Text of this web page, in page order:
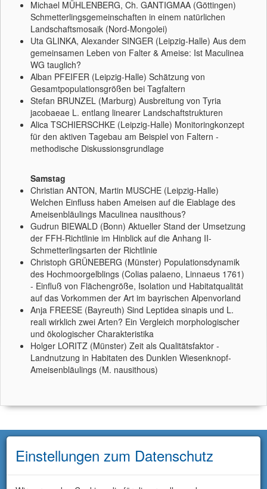
Michael MÜHLENBERG, Ch. GANTIGMAA (Göttingen)
Schmetterlingsgemeinschaften in einem natürlichen
Landschaftsmosaik (Nord-Mongolei)
Uta GLINKA, Alexander SINGER (Leipzig-Halle) Aus dem
gemeinsamen Leben von Falter & Ameise: Ist Maculinea
WG tauglich?
Alban PFEIFER (Leipzig-Halle) Schätzung von
Gesamtpopulationsgrößen bei Tagfaltern
Stefan BRUNZEL (Marburg) Ausbreitung von Tyria
jacobaeae L. entlang linearer Landschaftstrukturen
Alica TSCHIERSCHKE (Leipzig-Halle) Monitoringkonzept
für den aktiven Tagebau am Beispiel von Faltern -
methodische Diskussionsgrundlage
Samstag
Christian ANTON, Martin MUSCHE (Leipzig-Halle)
Welchen Einfluss haben Ameisen auf die Eiablage des
Ameisenbläulings Maculinea nausithous?
Gudrun BIEWALD (Bonn) Aktueller Stand der Umsetzung
der FFH-Richtlinie im Hinblick auf die Anhang II-
Schmetterlingsarten der Richtlinie
Christoph GRÜNEBERG (Münster) Populationsdynamik
des Hochmoorgelblings (Colias palaeno, Linnaeus 1761)
- Einfluß von Flächengröße, Isolation und Habitatqualität
auf das Vorkommen der Art im bayrischen Alpenvorland
Anja FREESE (Bayreuth) Sind Leptidea sinapis und L.
reali wirklich zwei Arten? Ein Vergleich morphologischer
und ökologischer Charakteristika
Holger LORITZ (Münster) Zeit als Qualitätsfaktor -
Landnutzung in Habitaten des Dunklen Wiesenknopf-
Ameisenbläulings (M. nausithous)
Einstellungen zum Datenschutz